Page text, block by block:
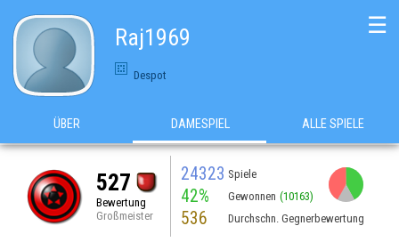
Raj1969
Despot
☰
ÜBER DAMESPIEL ALLE SPIELE
527
Bewertung
Großmeister
24323 Spiele
42% Gewonnen (10163)
536 Durchschn. Gegnerbewertung